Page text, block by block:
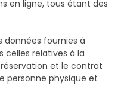
en ligne, tous étant des
données fournies à
celles relatives à la
et le contrat
personne physique et